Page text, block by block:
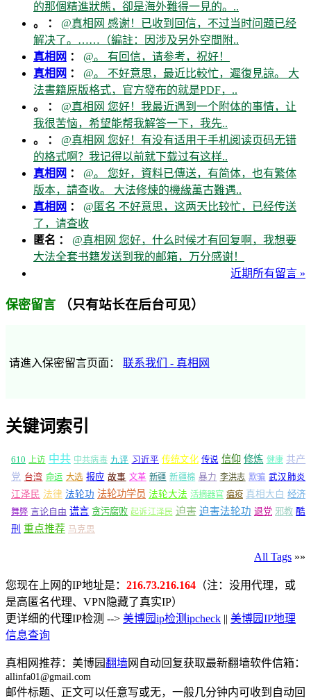
的那個精進狀態，卻是海外難得一見的。..
。 ： @真相网 感谢！已收到回信，不过当时问题已经
解决了。……（編註：因涉及另外空間附..
真相网 ： @。 有回信，请参考，祝好！
真相网 ： @。 不好意思，最近比較忙，遲復見諒。 大
法書籍原版格式，官方發布的就是PDF，..
。 ： @真相网 您好！我最近遇到一个附体的事情，让
我很苦恼，希望能帮我解答一下，我先..
。 ： @真相网 您好！有没有适用于手机阅读页码无错
的格式啊？我记得以前就下载过有这样..
真相网 ： @。 您好，資料已傳送，有简体，也有繁体
版本，請查收。 大法修煉的機緣萬古難遇..
真相网 ： @匿名 不好意思，这两天比较忙，已经传送
了，请查收
匿名 ： @真相网 您好，什么时候才有回复啊，我想要
大法全套书籍发送到我的邮箱，万分感谢！
近期所有留言 »
保密留言 （只有站长在后台可见）
请進入保密留言页面： 联系我们 - 真相网
关键词索引
610 上访 中共 中共病毒 九评 习近平 传统文化 传说 信仰 修炼 健康 共产
党 台湾 命运 大选 报应 故事 文革 新疆 新疆棉 暴力 李洪志 欺骗 武汉肺炎
江泽民 法律 法轮功 法轮功学员 法轮大法 活摘器官 瘟疫 真相大白 经济
舞弊 言论自由 谎言 贪污腐败 起诉江泽民 迫害 迫害法轮功 退党 邪教 酷
刑 重点推荐 马克思
All Tags »»
您现在上网的IP地址是： 216.73.216.164 （注：没用代理，或
是高匿名代理、VPN隐藏了真实IP）
更详细的代理IP检测 --> 美博园ip检测ipcheck || 美博园IP地理
信息查询
真相网推荐：美博园翻墙网自动回复获取最新翻墙软件信箱：
allinfa01@gmail.com
邮件标题、正文可以任意写或无，一般几分钟内可收到自动回